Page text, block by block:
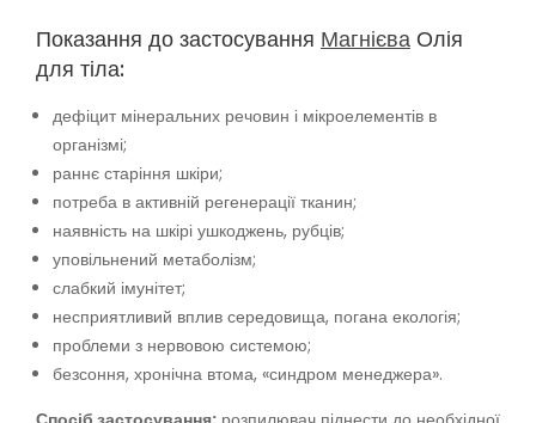
Показання до застосування Магнієва Олія
для тіла:
дефіцит мінеральних речовин і мікроелементів в
організмі;
раннє старіння шкіри;
потреба в активній регенерації тканин;
наявність на шкірі ушкоджень, рубців;
уповільнений метаболізм;
слабкий імунітет;
несприятливий вплив середовища, погана екологія;
проблеми з нервовою системою;
безсоння, хронічна втома, «синдром менеджера».